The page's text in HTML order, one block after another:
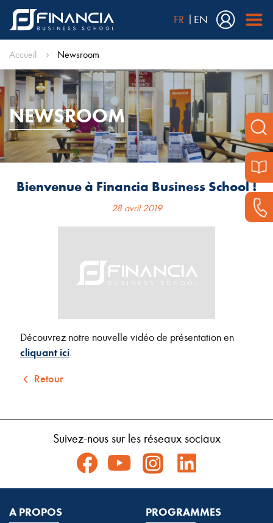
FR EN
Accueil Newsroom
NEWSROOM
Bienvenue à Financia Business School !
28 avril 2019
Découvrez notre nouvelle vidéo de présentation en
cliquant ici.
Retour
Suivez-nous sur les réseaux sociaux
A PROPOS PROGRAMMES